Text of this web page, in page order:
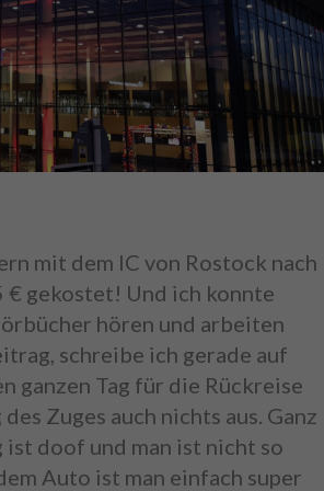
mit dem IC von Rostock nach
€ gekostet! Und ich konnte
hören und arbeiten
schreibe ich gerade auf
ganzen Tag für die Rückreise
Zuges auch nichts aus. Ganz
ist doof und man ist nicht so
Auto ist man einfach super